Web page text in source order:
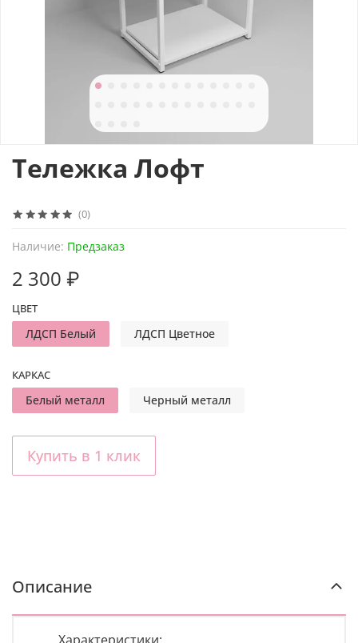
(0)
Наличие: Предзаказ
Тележка Лофт
2 300 ₽
Купить в 1 клик
ЦВЕТ
ЛДСП Белый ЛДСП Цветное
КАРКАС
Белый металл Черный металл
Описание